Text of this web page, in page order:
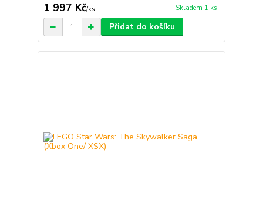
1 997 Kč/ks Skladem 1 ks
Přidat do košíku